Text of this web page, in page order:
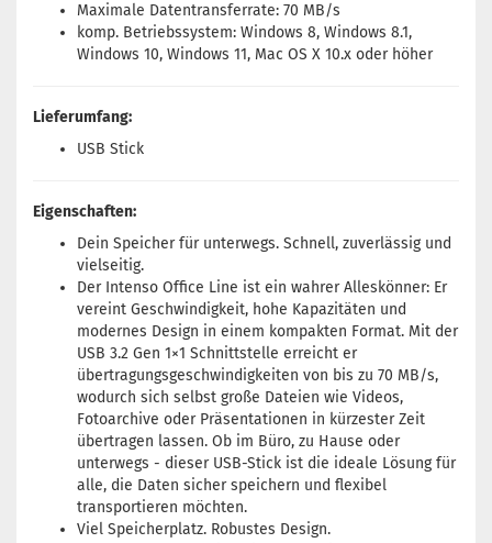
Maximale Datentransferrate: 70 MB/s
komp. Betriebssystem: Windows 8, Windows 8.1,
Windows 10, Windows 11, Mac OS X 10.x oder höher
Lieferumfang:
USB Stick
Eigenschaften:
Dein Speicher für unterwegs. Schnell, zuverlässig und
vielseitig.
Der Intenso Office Line ist ein wahrer Alleskönner: Er
vereint Geschwindigkeit, hohe Kapazitäten und
modernes Design in einem kompakten Format. Mit der
USB 3.2 Gen 1×1 Schnittstelle erreicht er
übertragungsgeschwindigkeiten von bis zu 70 MB/s,
wodurch sich selbst große Dateien wie Videos,
Fotoarchive oder Präsentationen in kürzester Zeit
übertragen lassen. Ob im Büro, zu Hause oder
unterwegs - dieser USB-Stick ist die ideale Lösung für
alle, die Daten sicher speichern und flexibel
transportieren möchten.
Viel Speicherplatz. Robustes Design.